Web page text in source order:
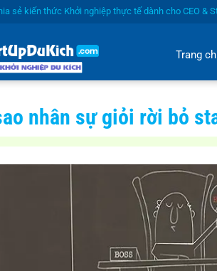
sẻ kiến thức Khởi nghiệp thực tế dành cho CEO &
Trang
nhân sự giỏi rời bỏ